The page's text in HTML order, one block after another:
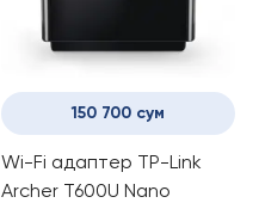
150 700 сум
Wi-Fi адаптер TP-Link
Archer T600U Nano